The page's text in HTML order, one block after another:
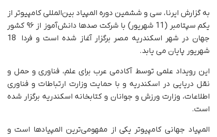
به گزارش ایرنا، سی و ششمین دوره المپیاد بین‌المللی کامپیوتر از
یکم سپتامبر (11 شهریور) با شرکت صدها دانش‌آموز از ۹۶ کشور
جهان در شهر اسکندریه مصر برگزار آغاز شده است و فردا 18
شهریور پایان می یابد.
این رویداد علمی توسط آکادمی عرب برای علم، فناوری و حمل و
نقل دریایی در اسکندریه و با حمایت وزارت ارتباطات و فناوری
اطلاعات، وزارت ورزش و جوانان و کتابخانه اسکندریه برگزار شده
است.
المپیاد جهانی کامپیوتر یکی از مفهومی‌ترین المپیادها است و